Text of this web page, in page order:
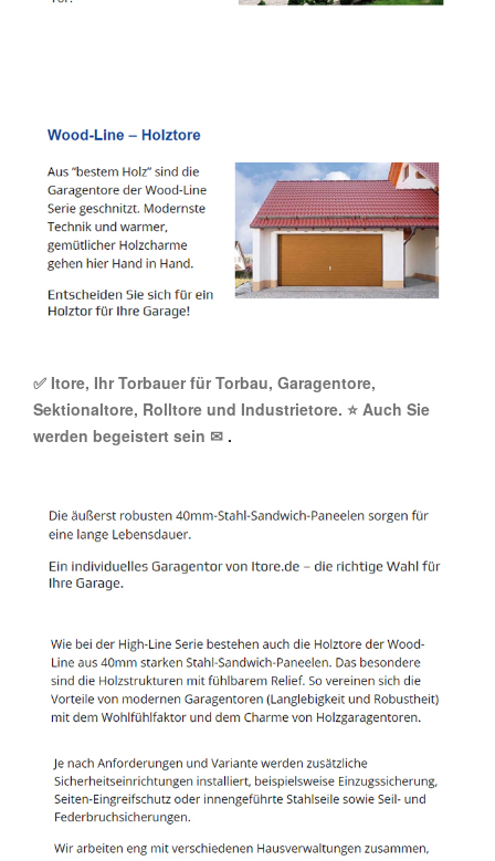
✅ Itore, Ihr Torbauer für Torbau, Garagentore,
Sektionaltore, Rolltore und Industrietore. ⭐ Auch Sie
werden begeistert sein ✉ .